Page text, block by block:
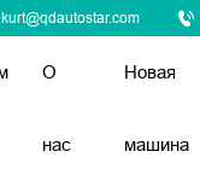
kurt@qdautostar.com
О
нас
Новая
машина